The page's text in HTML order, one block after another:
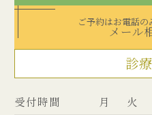
ご予約はお電話
メール
診
受付時間 月 火